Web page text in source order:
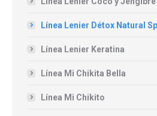
Línea Lenier Détox Natural
Línea Lenier Keratina
Línea Mi Chikita Bella
Línea Mi Chikito